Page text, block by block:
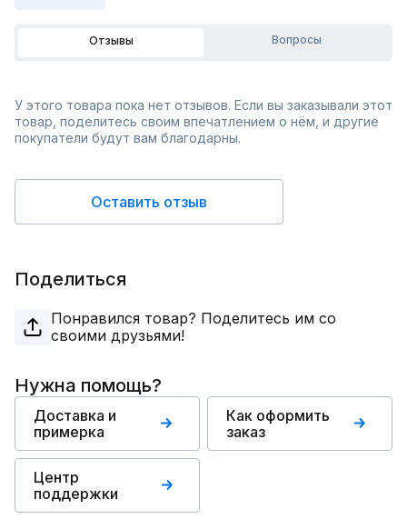
Отзывы Вопросы
У этого товара пока нет отзывов. Если вы заказывали этот
товар, поделитесь своим впечатлением о нём, и другие
покупатели будут вам благодарны.
Оставить отзыв
Поделиться
Понравился товар? Поделитесь им со
своими друзьями!
Нужна помощь?
Доставка и
примерка
Как оформить
заказ
Центр
поддержки